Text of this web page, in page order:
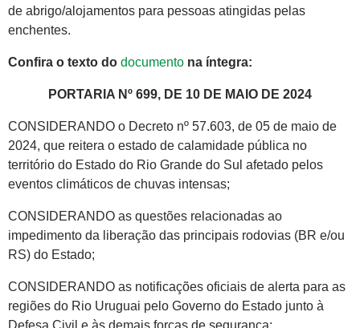
de abrigo/alojamentos para pessoas atingidas pelas
enchentes.
Confira o texto do documento na íntegra:
PORTARIA Nº 699, DE 10 DE MAIO DE 2024
CONSIDERANDO o Decreto nº 57.603, de 05 de maio de
2024, que reitera o estado de calamidade pública no
território do Estado do Rio Grande do Sul afetado pelos
eventos climáticos de chuvas intensas;
CONSIDERANDO as questões relacionadas ao
impedimento da liberação das principais rodovias (BR e/ou
RS) do Estado;
CONSIDERANDO as notificações oficiais de alerta para as
regiões do Rio Uruguai pelo Governo do Estado junto à